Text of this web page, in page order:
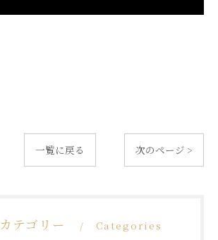
一覧に戻る 次のページ >
カテゴリー Categories